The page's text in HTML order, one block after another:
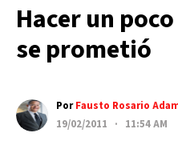
Hacer un
se prometió
PorFausto Rosario
19/02/2011 · 11:54 AM